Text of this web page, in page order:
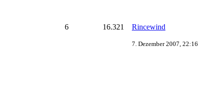
6 16.321 Rincewind
7. Dezember 2007, 22:16